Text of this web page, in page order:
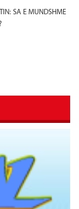
SA E MUNDSHME